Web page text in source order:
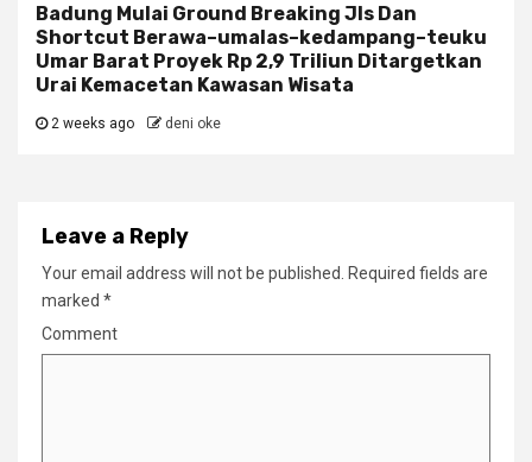
Badung Mulai Ground Breaking Jls Dan
Shortcut Berawa–umalas–kedampang–teuku
Umar Barat Proyek Rp 2,9 Triliun Ditargetkan
Urai Kemacetan Kawasan Wisata
2 weeks ago deni oke
Leave a Reply
Your email address will not be published.
Required fields are
marked *
Comment